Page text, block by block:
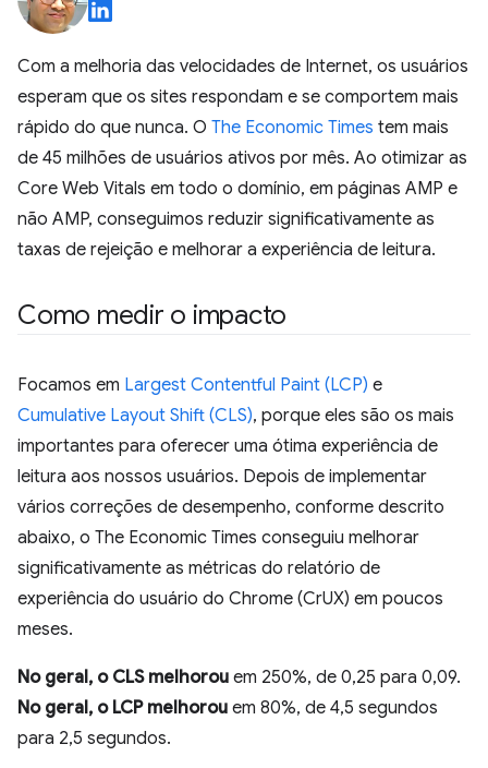
Com a melhoria das velocidades de Internet, os usuários
esperam que os sites respondam e se comportem mais
rápido do que nunca. O The Economic Times tem mais
de 45 milhões de usuários ativos por mês. Ao otimizar as
Core Web Vitals em todo o domínio, em páginas AMP e
não AMP, conseguimos reduzir significativamente as
taxas de rejeição e melhorar a experiência de leitura.
Como medir o impacto
Focamos em Largest Contentful Paint (LCP) e
Cumulative Layout Shift (CLS), porque eles são os mais
importantes para oferecer uma ótima experiência de
leitura aos nossos usuários. Depois de implementar
vários correções de desempenho, conforme descrito
abaixo, o The Economic Times conseguiu melhorar
significativamente as métricas do relatório de
experiência do usuário do Chrome (CrUX) em poucos
meses.
No geral, o CLS melhorou em 250%, de 0,25 para 0,09.
No geral, o LCP melhorou em 80%, de 4,5 segundos
para 2,5 segundos.